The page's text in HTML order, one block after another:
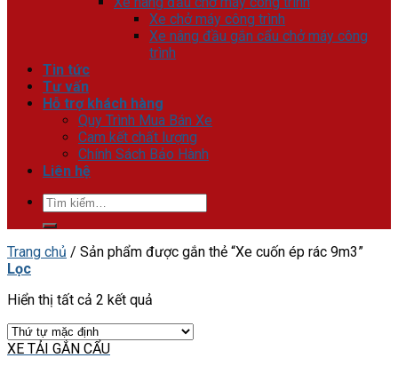
Xe chở máy công trình
Xe nâng đầu gắn cẩu chở máy công
trình
Tin tức
Tư vấn
Hỗ trợ khách hàng
Quy Trình Mua Bán Xe
Cam kết chất lượng
Chính Sách Bảo Hành
Liên hệ
Tìm
kiếm:
Trang chủ / Sản phẩm được gắn thẻ “Xe cuốn ép rác 9m3”
Lọc
Hiển thị tất cả 2 kết quả
XE TẢI GẮN CẨU